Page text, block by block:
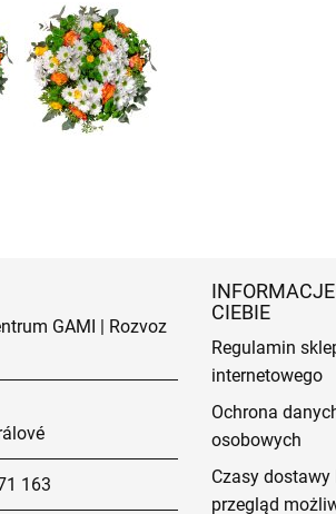
GAMI | Rozvoz
163
CIEBIE
Regulamin
internetowego
Ochrona
osobowych
Czasy
przegląd